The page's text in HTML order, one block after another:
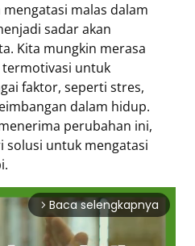
malas dalam
sadar akan
Kita mungkin merasa
termotivasi untuk
faktor, seperti stres,
dalam hidup.
perubahan ini,
solusi untuk mengatasi
arrow_forward_ios Baca selengkapnya